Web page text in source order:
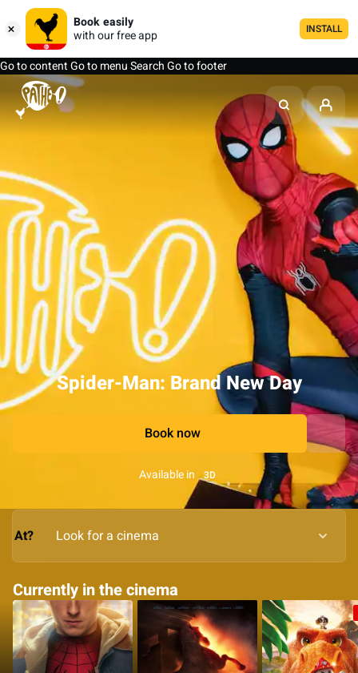
Book easily
with our free app
INSTALL
Go to contentGo to menuSearchGo to footer
Spider-Man: Brand New Day
Book now
Available in 3D
At?
Currently in the cinema